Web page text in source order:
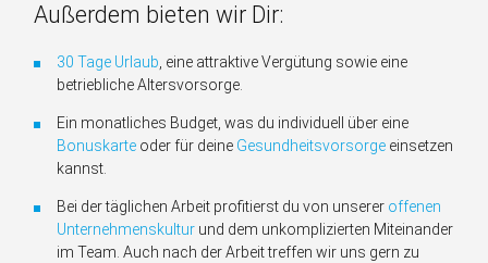
Außerdem bieten wir Dir:
30 Tage Urlaub, eine attraktive Vergütung sowie eine
betriebliche Altersvorsorge.
Ein monatliches Budget, was du individuell über eine
Bonuskarte oder für deine Gesundheitsvorsorge einsetzen
kannst.
Bei der täglichen Arbeit profitierst du von unserer offenen
Unternehmenskultur und dem unkomplizierten Miteinander
im Team. Auch nach der Arbeit treffen wir uns gern zu